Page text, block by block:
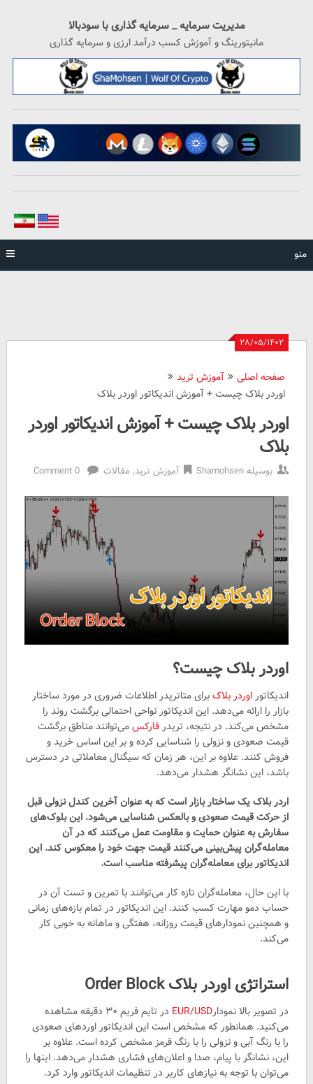
مدیریت سرمایه _ سرمایه گذاری با سودبالا
مانیتورینگ و آموزش کسب درآمد ارزی و سرمایه گذاری
منو
۲۸/۰۵/۱۴۰۲
صفحه اصلی
آموزش ترید
اوردر بلاک چیست + آموزش اندیکاتور اوردر بلاک
اوردر بلاک چیست + آموزش اندیکاتور اوردر
بلاک
بوسیلهShamohsen آموزش ترید, مقالات 0 Comment
اوردر بلاک چیست؟
اندیکاتور اوردر بلاکبرای متاتریدر اطلاعات ضروری در مورد ساختار
بازار را ارائه می‌دهد. این اندیکاتور نواحی احتمالی برگشت روند را
مشخص می‌کند. در نتیجه، تریدر فارکسمی‌توانند مناطق برگشت
قیمت صعودی و نزولی را شناسایی کرده و بر این اساس خرید و
فروش کنند. علاوه بر این، هر زمان که سیگنال معاملاتی در دسترس
باشد، این نشانگر هشدار می‌دهد.
اردر بلاک یک ساختار بازار است که به عنوان آخرین کندل نزولی قبل
از حرکت قیمت صعودی و بالعکس شناسایی می‌شود. این بلوک‌های
سفارش به عنوان حمایت و مقاومت عمل می‌کنند که در آن
معامله‌گران پیش‌بینی می‌کنند قیمت جهت خود را معکوس کند. این
اندیکاتور برای معامله‌گران پیشرفته مناسب است.
با این حال، معامله‌گران تازه کار می‌توانند با تمرین و تست آن در
حساب دمو مهارت کسب کنند. این اندیکاتور در تمام بازه‌های زمانی
و همچنین نمودارهای قیمت روزانه، هفتگی و ماهانه به خوبی کار
می‌کند.
استراتژی اوردر بلاک Order Block
در تصویر بالا نمودارEUR/USD
در تایم فریم ۳۰ دقیقه مشاهده
می‌کنید. همانطور که مشخص است این اندیکاتور اوردهای صعودی
را با رنگ آبی و نزولی را با رنگ قرمز مشخص کرده است. علاوه بر
این، نشانگر با پیام، صدا و اعلان‌های فشاری هشدار می‌دهد. اینها را
می‌توان با توجه به نیازهای کاربر در تنظیمات اندیکاتور وارد کرد.